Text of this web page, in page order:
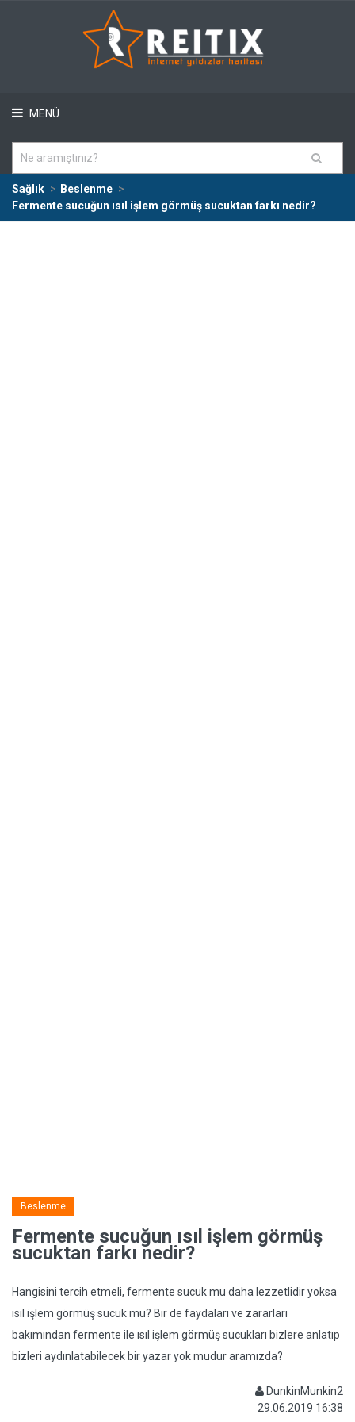
MENÜ
Sağlık
Beslenme
Fermente sucuğun ısıl işlem görmüş sucuktan farkı nedir?
Beslenme
Fermente sucuğun ısıl işlem görmüş
sucuktan farkı nedir?
Hangisini tercih etmeli, fermente sucuk mu daha lezzetlidir yoksa
ısıl işlem görmüş sucuk mu? Bir de faydaları ve zararları
bakımından fermente ile ısıl işlem görmüş sucukları bizlere anlatıp
bizleri aydınlatabilecek bir yazar yok mudur aramızda?
DunkinMunkin2
29.06.2019 16:38